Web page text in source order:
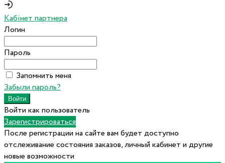
Кабінет партнера
Логин
Пароль
Запомнить меня
Забыли пароль?
Войти как пользователь
Зарегистрироваться
После регистрации на сайте вам будет доступно
отслеживание состояния заказов, личный кабинет и другие
новые возможности